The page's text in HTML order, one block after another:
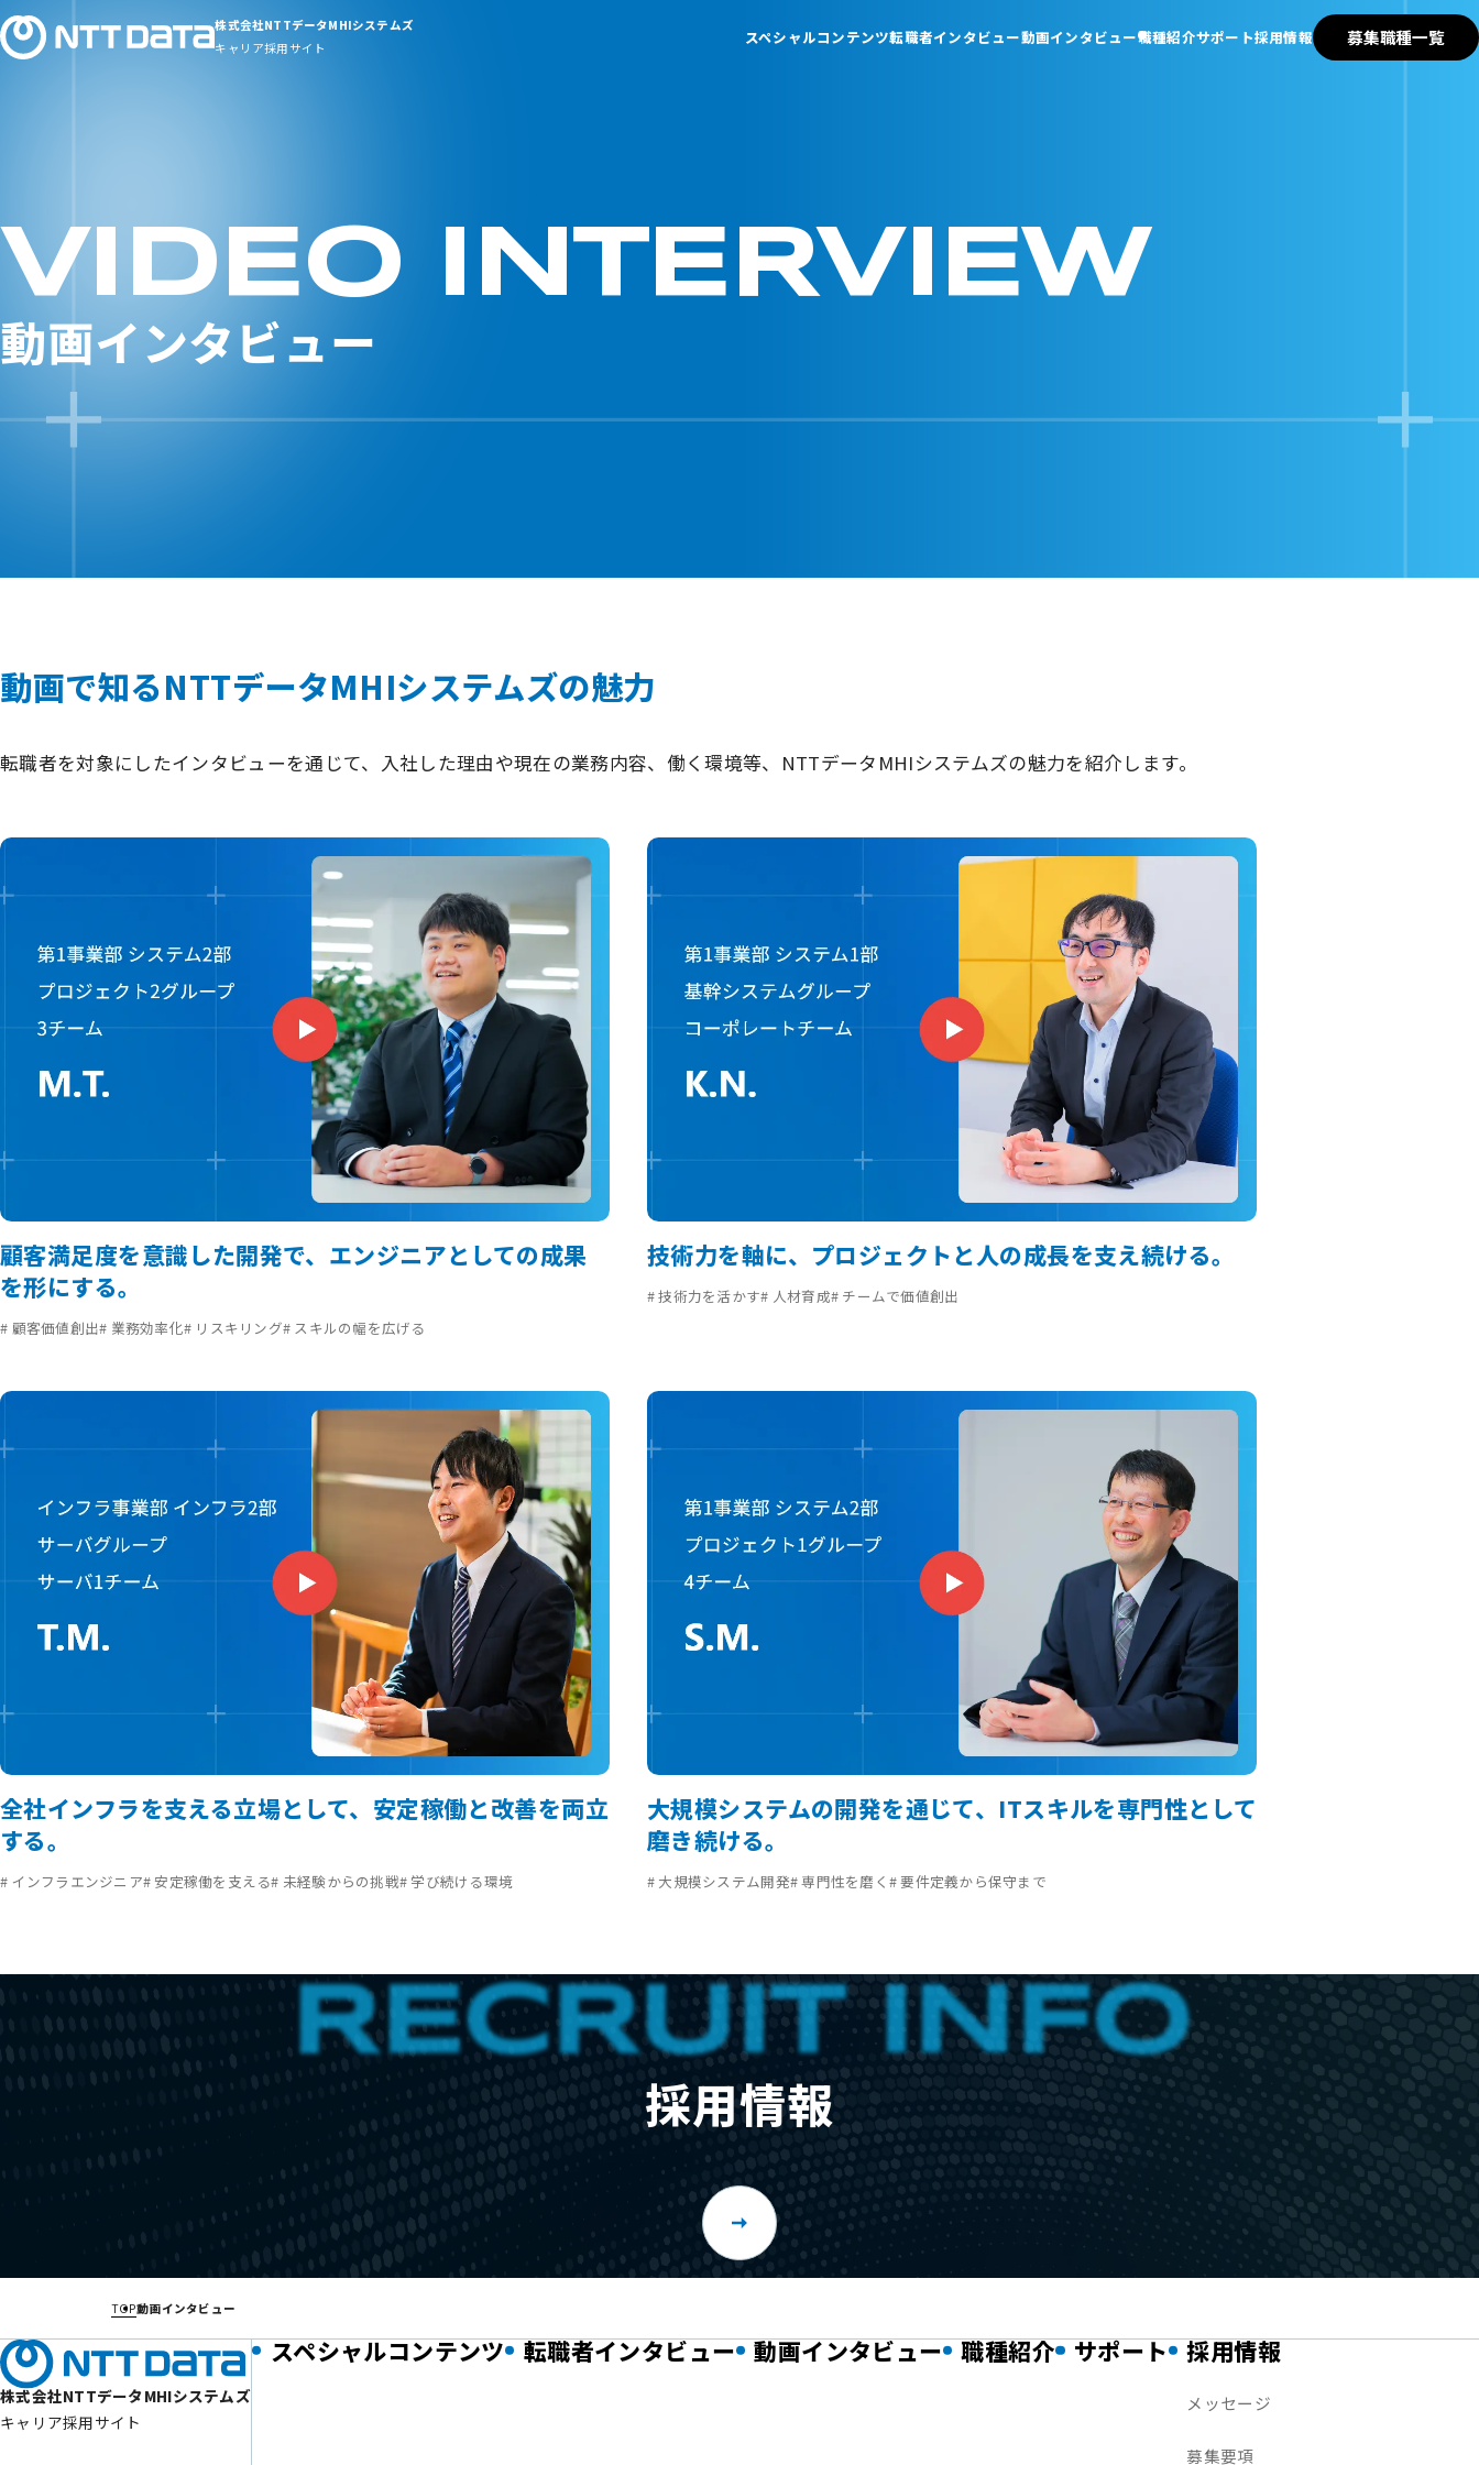
株式会社NTTデータMHIシステムズ
キャリア採用サイト
スペシャルコンテンツ転職者インタビュー動画インタビュー職種紹介サポート採用情報 募集職種一覧
動画インタビュー
動画で知るNTTデータMHIシステムズの魅力
転職者を対象にしたインタビューを通じて、入社した理由や現在の業務内容、働く環境等、NTTデータMHIシステムズの魅力を紹介します。
顧客満足度を意識した開発で、エンジニアとしての成果
を形にする。
# 顧客価値創出# 業務効率化# リスキリング# スキルの幅を広げる
技術力を軸に、プロジェクトと人の成長を支え続ける。
# 技術力を活かす# 人材育成# チームで価値創出
全社インフラを支える立場として、安定稼働と改善を両立
する。
# インフラエンジニア# 安定稼働を支える# 未経験からの挑戦# 学び続ける環境
大規模システムの開発を通じて、ITスキルを専門性として
磨き続ける。
# 大規模システム開発# 専門性を磨く # 要件定義から保守まで
採用情報
TOP動画インタビュー
株式会社NTTデータMHIシステムズ
キャリア採用サイト
スペシャルコンテンツ 転職者インタビュー 動画インタビュー 職種紹介 サポート 採用情報
メッセージ
募集要項